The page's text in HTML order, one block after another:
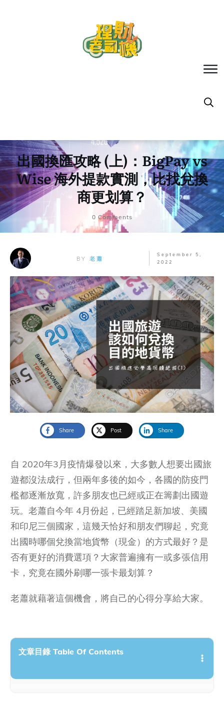
出國換匯攻略 (上)：BigPay vs
Wise 海外提款實測，比找兌換
商更划算？
0 Comments
BY 老蕭
September 5,
2022
Share Post Share
自 2020年3月疫情爆發以來，大多數人想要出國旅
遊都沒法成行，但兩年多後的如今，各國的防疫門
檻都逐漸放寬，許多朋友也已經或正在籌劃出國遊
玩。老蕭自今年 4月份起，已經踏足新加坡、美國
和印尼三個國家，這幾天恰好和朋友們聊起，究竟
出國時哪個兌換當地貨幣（現金）的方式最好？是
否有更好的消費選項？大家普遍擁有一或多張信用
卡，究竟在國外刷哪一張卡最划算？
老蕭就藉著這個機會，將自己的心得分享給大家。
文章目錄 Table Of Contents